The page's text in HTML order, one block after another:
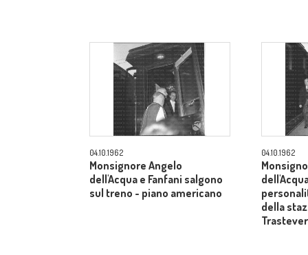
04.10.1962
Monsignore Angelo
dell'Acqua e Fanfani salgono
sul treno - piano americano
04.10.1962
della